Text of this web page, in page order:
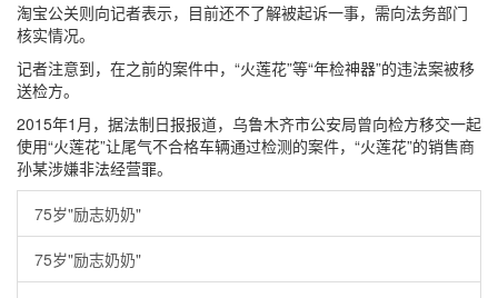
淘宝公关则向记者表示，目前还不了解被起诉一事，需向法务部门
核实情况。
记者注意到，在之前的案件中，“火莲花”等“年检神器”的违法案被移
送检方。
2015年1月，据法制日报报道，乌鲁木齐市公安局曾向检方移交一起
使用“火莲花”让尾气不合格车辆通过检测的案件，“火莲花”的销售商
孙某涉嫌非法经营罪。
75岁"励志奶奶"
75岁"励志奶奶"